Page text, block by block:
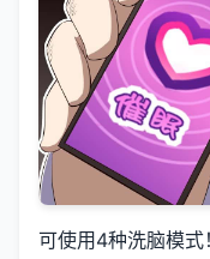
可使用4种洗脑模